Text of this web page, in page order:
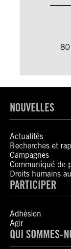
80
NOUVELLES
Actualités
Recherches et
Campagnes
Communiqué de
Droits humains
PARTICIPER
Adhésion
Agir
QUI SOMMES-